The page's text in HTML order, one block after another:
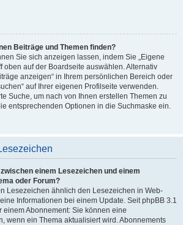
Beiträge und Themen finden?
Sie sich anzeigen lassen, indem Sie „Eigene
oben auf der Boardseite auswählen. Alternativ
anzeigen“ in Ihrem persönlichen Bereich oder
auf Ihrer eigenen Profilseite verwenden.
Suche, um nach von Ihnen erstellen Themen zu
entsprechenden Optionen in die Suchmaske ein.
einem Lesezeichen und einem
oder Forum?
Lesezeichen ähnlich den Lesezeichen in Web-
Informationen bei einem Update. Seit phpBB 3.1
Abonnement: Sie können eine
wenn ein Thema aktualisiert wird. Abonnements